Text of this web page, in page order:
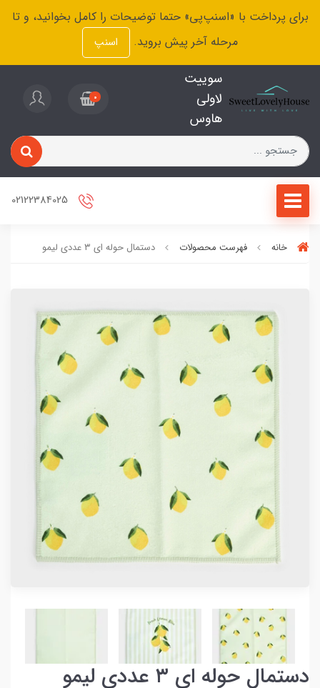
برای پرداخت با «اسنپ‌پی» حتما توضیحات را کامل بخوانید، و تا
مرحله آخر پیش بروید.
اسنپ
سوییت
لاولی
هاوس
0
خانه فهرست محصولات دستمال حوله ای ۳ عددی لیمو
دستمال حوله ای ۳ عددی لیمو